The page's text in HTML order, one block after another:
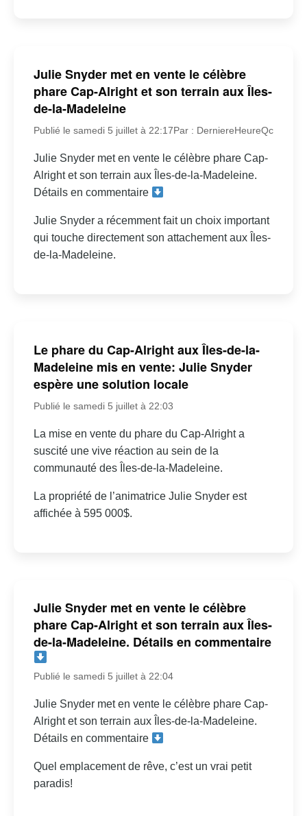
Julie Snyder met en vente le célèbre
phare Cap-Alright et son terrain aux Îles-
de-la-Madeleine
Publié le samedi 5 juillet à 22:17Par : DerniereHeureQc
Julie Snyder met en vente le célèbre phare Cap-
Alright et son terrain aux Îles-de-la-Madeleine.
Détails en commentaire
Julie Snyder a récemment fait un choix important
qui touche directement son attachement aux Îles-
de-la-Madeleine.
Le phare du Cap-Alright aux Îles-de-la-
Madeleine mis en vente: Julie Snyder
espère une solution locale
Publié le samedi 5 juillet à 22:03
La mise en vente du phare du Cap-Alright a
suscité une vive réaction au sein de la
communauté des Îles-de-la-Madeleine.
La propriété de l’animatrice Julie Snyder est
affichée à 595 000$.
Julie Snyder met en vente le célèbre
phare Cap-Alright et son terrain aux Îles-
de-la-Madeleine. Détails en commentaire
Publié le samedi 5 juillet à 22:04
Julie Snyder met en vente le célèbre phare Cap-
Alright et son terrain aux Îles-de-la-Madeleine.
Détails en commentaire
Quel emplacement de rêve, c’est un vrai petit
paradis!